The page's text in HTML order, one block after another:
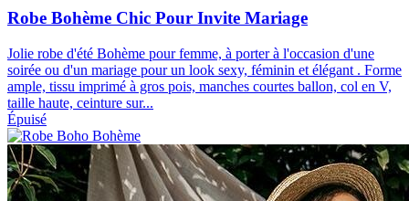
Robe Bohème Chic Pour Invite Mariage
Jolie robe d'été Bohème pour femme, à porter à l'occasion d'une
soirée ou d'un mariage pour un look sexy, féminin et élégant . Forme
ample, tissu imprimé à gros pois, manches courtes ballon, col en V,
taille haute, ceinture sur...
Épuisé